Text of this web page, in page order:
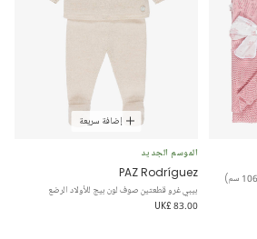
إضافة سريعة
الموسم الجديد
PAZ Rodríguez
بيبي غرو قطعتين صوف لون بيج للأولاد الرضع
UK£ 83.00